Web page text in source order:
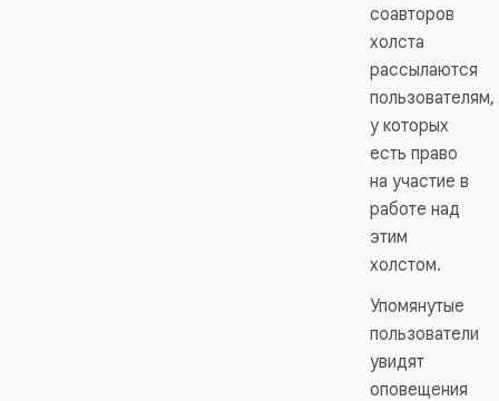
соавторов
холста
рассылаются
пользователям,
у которых
есть право
на участие в
работе над
этим
холстом.
Упомянутые
пользователи
увидят
оповещения